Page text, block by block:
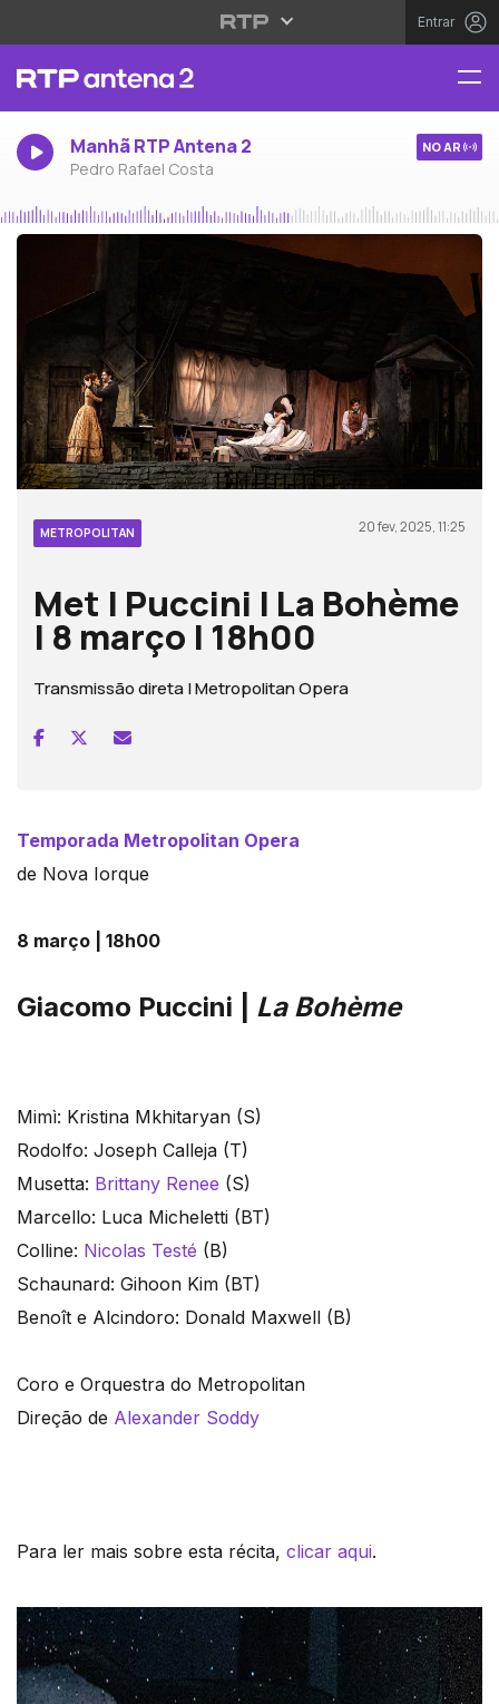
Entrar
Manhã RTP Antena 2
Pedro Rafael Costa
NO AR
METROPOLITAN 20 fev, 2025, 11:25
Met | Puccini | La Bohème
| 8 março | 18h00
Transmissão direta | Metropolitan Opera
Temporada Metropolitan Opera
de Nova Iorque
8 março | 18h00
Giacomo Puccini | La Bohème
Mimì: Kristina Mkhitaryan (S)
Rodolfo: Joseph Calleja (T)
Musetta: Brittany Renee (S)
Marcello: Luca Micheletti (BT)
Colline: Nicolas Testé (B)
Schaunard: Gihoon Kim (BT)
Benoît e Alcindoro: Donald Maxwell (B)
Coro e Orquestra do Metropolitan
Direção de Alexander Soddy
Para ler mais sobre esta récita, clicar aqui.